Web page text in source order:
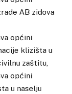
AB zidova
općini
klizišta u
zaštitu,
općini
u naselju